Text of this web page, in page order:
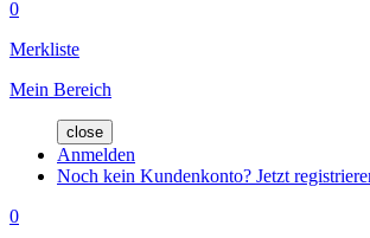
0
Merkliste
Mein Bereich
close
Anmelden
Noch kein Kundenkonto? Jetzt
0